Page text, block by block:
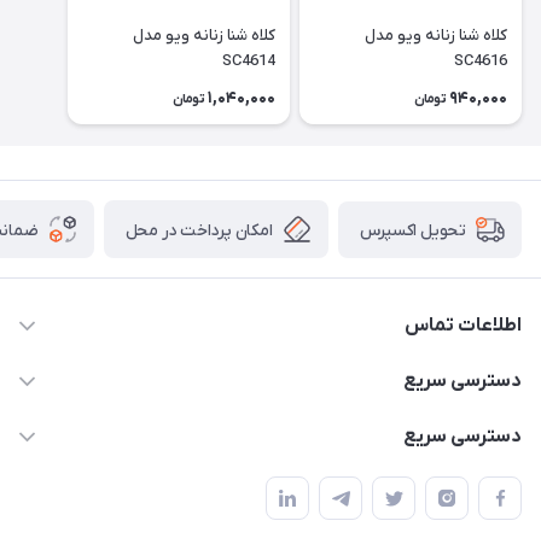
کلاه شنا زنانه ویو مدل
SC4616
940,000 تومان
کلاه شنا زنانه ویو مدل
SC4614
1,040,000 تومان
تحویل اکسپرس امکان پرداخت در محل
اطلاعات تماس
02166456492 - 09121933405
حتما با هماهنگی قبلی
دسترسی سریع
خرید کیسه خواب
چادر بادی
دسترسی سریع
چادر سرخپوستی
صندلی تاشو